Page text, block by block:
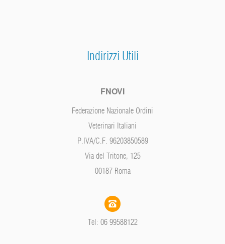
Indirizzi Utili
FNOVI
Federazione Nazionale Ordini
Veterinari Italiani
P.IVA/C.F. 96203850589
Via del Tritone, 125
00187 Roma
Tel: 06 99588122